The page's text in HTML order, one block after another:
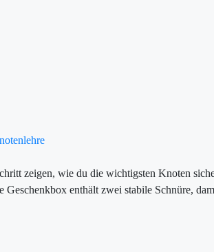
zeigen, wie du die wichtigsten Knoten
enthält zwei stabile Schnüre,